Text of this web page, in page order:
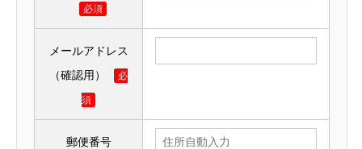
必須
メールアドレス
（確認用）
必
須
郵便番号